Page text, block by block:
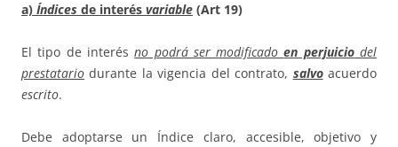
a) Índices de interés variable (Art 19)
El tipo de interésno podrá ser modificadoen perjuiciodel
prestatario durante la vigencia del contrato, salvoacuerdo
escrito.
Debe adoptarse un Índice claro, accesible, objetivo y